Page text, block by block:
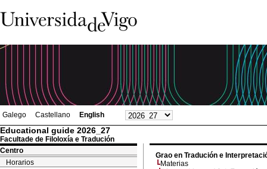
Galego Castellano English
Educational guide 2026_27
Facultade de Filoloxía e Tradución
Centro
Horarios
Grao en Tradución e
Materias